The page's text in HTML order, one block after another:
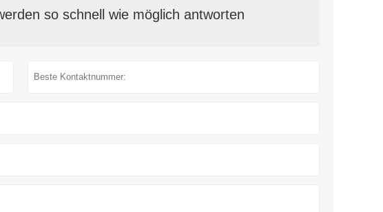
so schnell wie möglich antworten